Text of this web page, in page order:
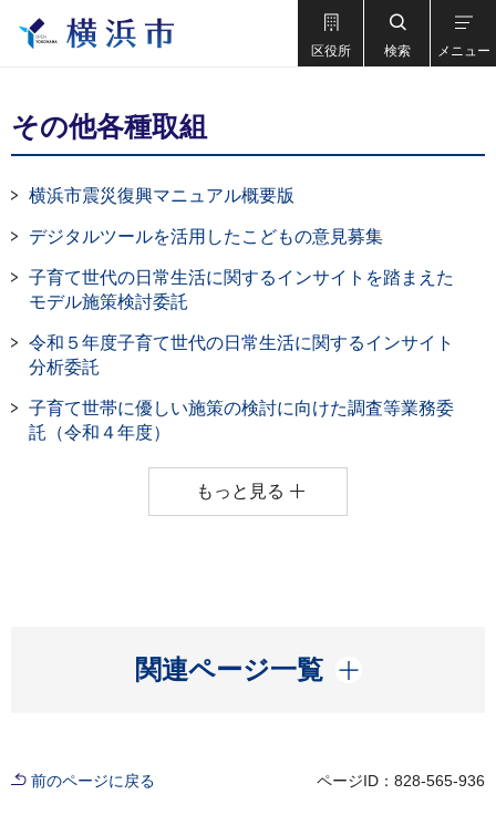
区役所 検索 メニュー
その他各種取組
横浜市震災復興マニュアル概要版
デジタルツールを活用したこどもの意見募集
子育て世代の日常生活に関するインサイトを踏まえた
モデル施策検討委託
令和５年度子育て世代の日常生活に関するインサイト
分析委託
子育て世帯に優しい施策の検討に向けた調査等業務委
託（令和４年度）
もっと見る
関連ページ一覧
開く
前のページに戻る ページID：828-565-936